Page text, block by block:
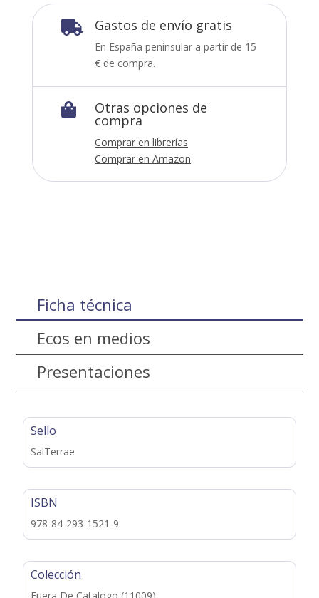
 Gastos de envío gratis
En España peninsular a partir de 15
€ de compra.
 Otras opciones de
compra
Comprar en librerías
Comprar en Amazon
Ficha técnica
Ecos en medios
Presentaciones
Sello
SalTerrae
ISBN
978-84-293-1521-9
Colección